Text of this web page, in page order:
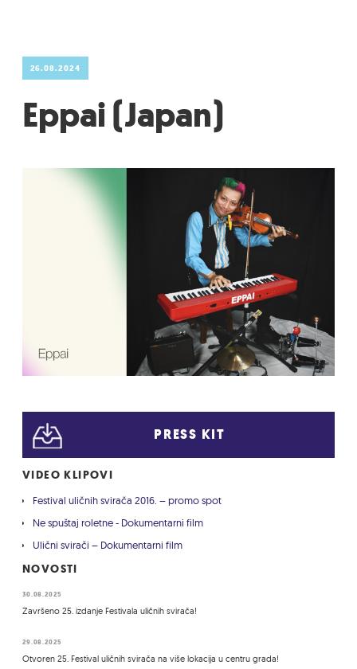
26.08.2024
Eppai (Japan)
PRESS KIT
VIDEO KLIPOVI
Festival uličnih svirača 2016. – promo spot
Ne spuštaj roletne - Dokumentarni film
Ulični svirači – Dokumentarni film
NOVOSTI
30.08.2025
Završeno 25. izdanje Festivala uličnih svirača!
29.08.2025
Otvoren 25. Festival uličnih svirača na više lokacija u centru grada!